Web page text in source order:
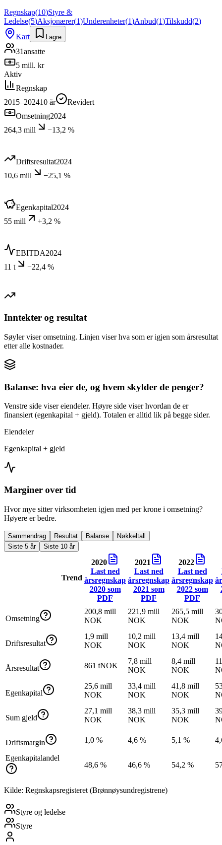
Regnskap(10)Styre &
Ledelse(5)Aksjonærer(1)Underenheter(1)Anbud(1)Tilskudd(2)
Kart
Lagre
31ansatte
5 mill. kr
Aktiv
Regnskap
2015–202410 år
Revidert
Omsetning2024
264,3 mill
−13,2 %
Driftsresultat2024
10,6 mill
−25,1 %
Egenkapital2024
55 mill
+3,2 %
EBITDA2024
11 t
−22,4 %
Inntekter og resultat
Søyler viser omsetning. Linjen viser hva som er igjen som årsresultat
etter alle kostnader.
Balanse: hva eier de, og hvem skylder de penger?
Venstre side viser eiendeler. Høyre side viser hvordan de er
finansiert (egenkapital + gjeld). Totalen er alltid lik på begge sider.
Eiendeler
Egenkapital + gjeld
Marginer over tid
Hvor mye sitter virksomheten igjen med per krone i omsetning?
Høyere er bedre.
Sammendrag Resultat Balanse
Nøkkeltall
Siste 5 år
Siste 10 år
Trend
2020
Last ned
årsregnskap
2020som
PDF
2021
Last ned
årsregnskap
2021 som
PDF
2022
Last ned
årsregnskap
2022som
PDF
Omsetning
200,8 mill
NOK
221,9 mill
NOK
265,5 mill
NOK
Driftsresultat
1,9 mill
NOK
10,2 mill
NOK
13,4 mill
NOK
Årsresultat 861 tNOK
7,8 mill
NOK
8,4 mill
NOK
Egenkapital
25,6 mill
NOK
33,4 mill
NOK
41,8 mill
NOK
Sum gjeld
27,1 mill
NOK
38,3 mill
NOK
35,3 mill
NOK
Driftsmargin 1,0 % 4,6 % 5,1 %
Egenkapitalandel
48,6 %
46,6 % 54,2 %
Kilde: Regnskapsregisteret (Brønnøysundregistrene)
Styre og ledelse
Styre